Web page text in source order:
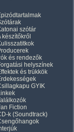
szótár
készítőkről
és rendezők
helyszínek
és trükkök
GYIK
Fiction
k (Soundtrack)